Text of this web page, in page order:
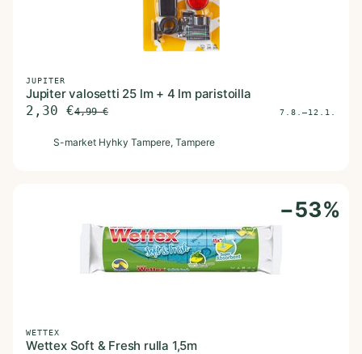
JUPITER
Jupiter valosetti 25 lm + 4 lm paristoilla
2,30 €4,99€ 7.8.–12.1.
S-market Hyhky Tampere, Tampere
−53%
WETTEX
Wettex Soft & Fresh rulla 1,5m